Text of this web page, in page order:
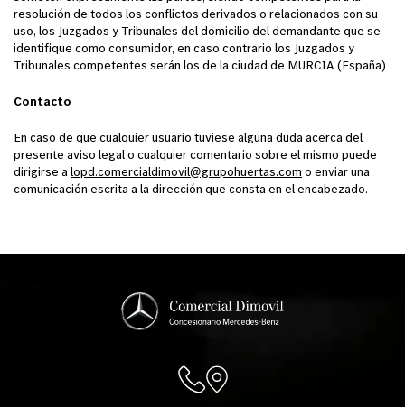
resolución de todos los conflictos derivados o relacionados con su
uso, los Juzgados y Tribunales del domicilio del demandante que se
identifique como consumidor, en caso contrario los Juzgados y
Tribunales competentes serán los de la ciudad de MURCIA (España)
Contacto
En caso de que cualquier usuario tuviese alguna duda acerca del
presente aviso legal o cualquier comentario sobre el mismo puede
dirigirse alopd.comercialdimovil@grupohuertas.com o enviar una
comunicación escrita a la dirección que consta en el encabezado.